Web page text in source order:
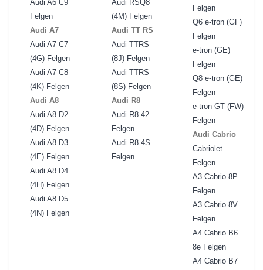
Audi A6 C9
Felgen
Audi A7
Audi A7 C7
(4G) Felgen
Audi A7 C8
(4K) Felgen
Audi A8
Audi A8 D2
(4D) Felgen
Audi A8 D3
(4E) Felgen
Audi A8 D4
(4H) Felgen
Audi A8 D5
(4N) Felgen
Audi RSQ8
(4M) Felgen
Audi TT RS
Audi TTRS
(8J) Felgen
Audi TTRS
(8S) Felgen
Audi R8
Audi R8 42
Felgen
Audi R8 4S
Felgen
Felgen
Q6 e-tron (GF)
Felgen
e-tron (GE)
Felgen
Q8 e-tron (GE)
Felgen
e-tron GT (FW)
Felgen
Audi Cabrio
Cabriolet
Felgen
A3 Cabrio 8P
Felgen
A3 Cabrio 8V
Felgen
A4 Cabrio B6
8e Felgen
A4 Cabrio B7